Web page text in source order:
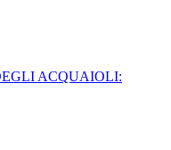
ACQUAIOLI: